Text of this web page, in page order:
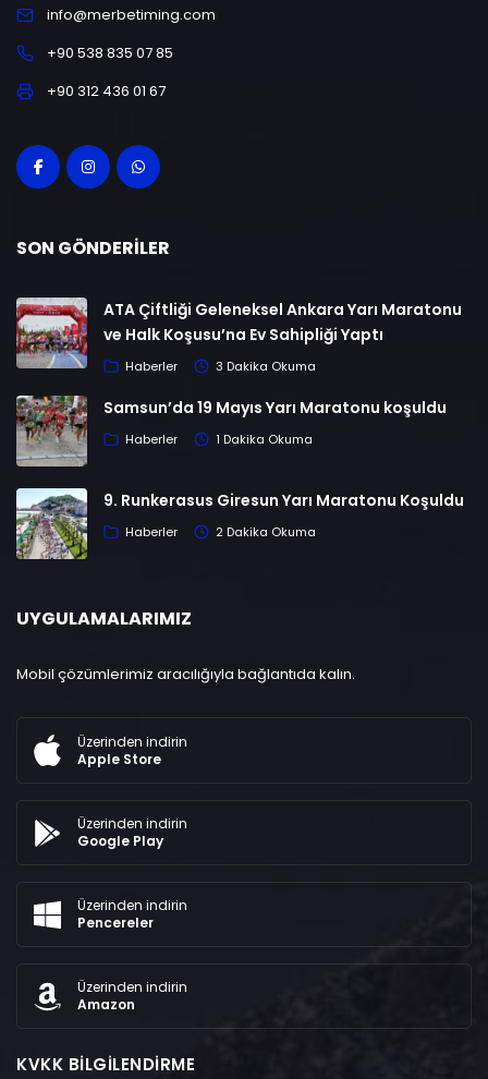
info@merbetiming.com
+90 538 835 07 85
+90 312 436 01 67
SON GÖNDERILER
ATA Çiftliği Geleneksel Ankara Yarı Maratonu
ve Halk Koşusu’na Ev Sahipliği Yaptı
Haberler 3 Dakika Okuma
Samsun’da 19 Mayıs Yarı Maratonu koşuldu
Haberler 1 Dakika Okuma
9. Runkerasus Giresun Yarı Maratonu Koşuldu
Haberler 2 Dakika Okuma
UYGULAMALARIMIZ
Mobil çözümlerimiz aracılığıyla bağlantıda kalın.
Üzerinden indirin
Apple Store
Üzerinden indirin
Google Play
Üzerinden indirin
Pencereler
Üzerinden indirin
Amazon
KVKK BILGILENDIRME